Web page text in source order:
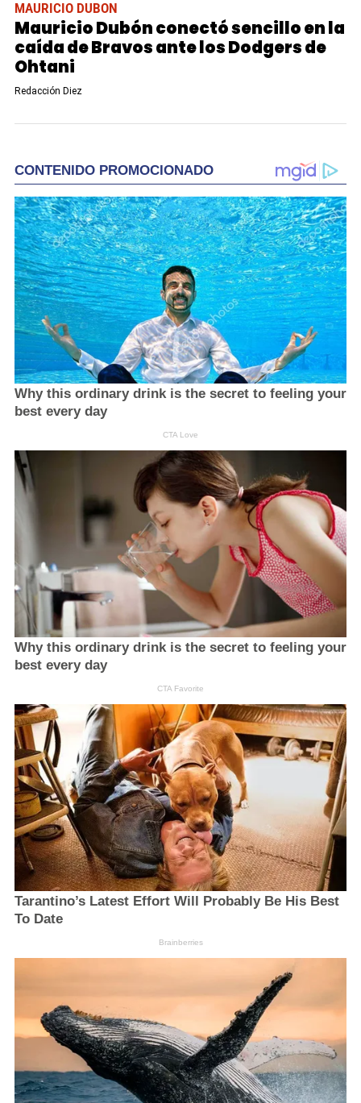
MAURICIO DUBON
Mauricio Dubón conectó sencillo en la
caída de Bravos ante los Dodgers de
Ohtani
Redacción Diez